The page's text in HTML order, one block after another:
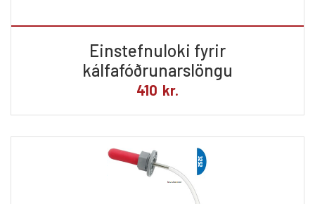
Einstefnuloki fyrir
kálfafóðrunarslöngu
410 kr.